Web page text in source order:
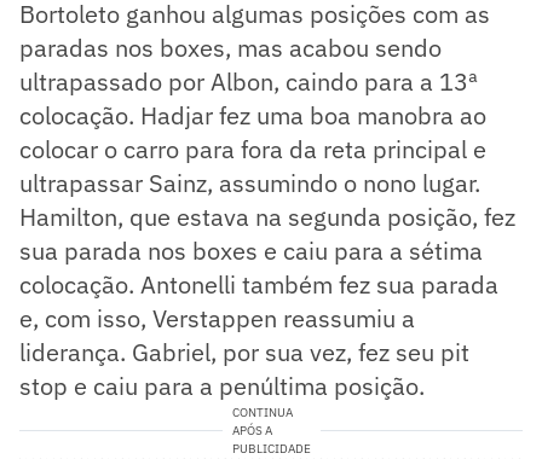
Bortoleto ganhou algumas posições com as
paradas nos boxes, mas acabou sendo
ultrapassado por Albon, caindo para a 13ª
colocação. Hadjar fez uma boa manobra ao
colocar o carro para fora da reta principal e
ultrapassar Sainz, assumindo o nono lugar.
Hamilton, que estava na segunda posição, fez
sua parada nos boxes e caiu para a sétima
colocação. Antonelli também fez sua parada
e, com isso, Verstappen reassumiu a
liderança. Gabriel, por sua vez, fez seu pit
stop e caiu para a penúltima posição.
CONTINUA
APÓS A
PUBLICIDADE